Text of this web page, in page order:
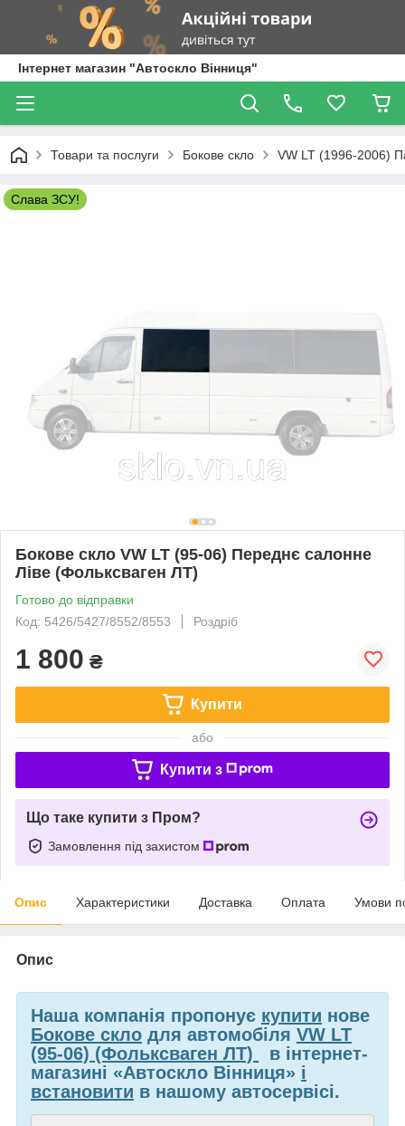
Інтернет магазин "Автоскло Вінниця"
Товари та послуги Бокове скло VW LT (1996-2006)
Слава ЗСУ!
Бокове скло VW LT (95-06) Переднє салонне
Ліве (Фольксваген ЛТ)
Готово до відправки
Код: 5426/5427/8552/8553
Роздріб
1 800 ₴
Купити
або
Купити з
Що таке купити з Пром?
Замовлення під захистом
Опис Характеристики Доставка Оплата Умови
Опис
Наша компанія пропонує купити нове
Бокове скло для автомобіля VW LT
(95-06) (Фольксваген ЛТ)
в інтернет-
магазині «Автоскло Вінниця» і
встановити в нашому автосервісі.